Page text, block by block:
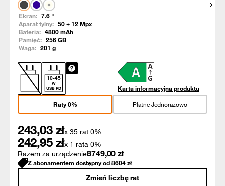
Ekran: 7.6 "
Aparat tylny: 50 + 12Mpx
Bateria: 4800mAh
Pamięć: 256GB
Waga: 201 g
10-45
W
USB PD
Karta informacyjna produktu
Płatne Jednorazowo
Raty 0%
243,03 złx 35 rat 0%
242,95 złx 1 rata 0%
Razem za urządzenie8749,00 zł
Z abonamentem dostępny od8604zł
Zmień liczbę rat